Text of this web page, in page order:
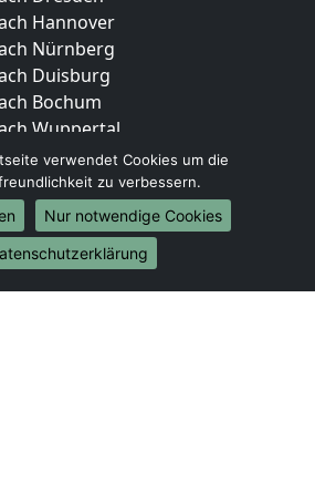
Hannover
Nürnberg
Duisburg
Bochum
Wuppertal
Bielefeld
Bonn
Münster
Brasilien
verwendet Cookies um die
zu verbessern.
Nur notwendige Cookies